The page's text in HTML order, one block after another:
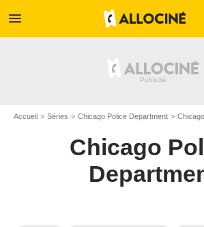
menu
Accueil Séries Chicago Police Department
Chicago